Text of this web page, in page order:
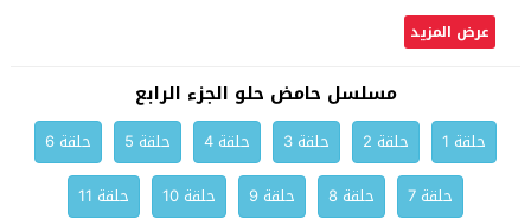
عرض المزيد
مسلسل حامض حلو الجزء الرابع
حلقة 1 حلقة 2 حلقة 3 حلقة 4 حلقة 5
حلقة 6
حلقة 7
حلقة 8 حلقة 9 حلقة 10
حلقة 11